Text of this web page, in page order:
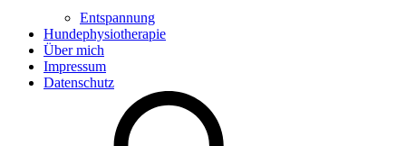
Entspannung
Hundephysiotherapie
Über mich
Impressum
Datenschutz